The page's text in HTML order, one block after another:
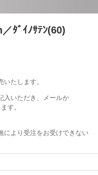
ﾀﾞｲﾉｻﾃﾝ(60)
たします。
入いただき、メールか
す。
により受注をお受けできない